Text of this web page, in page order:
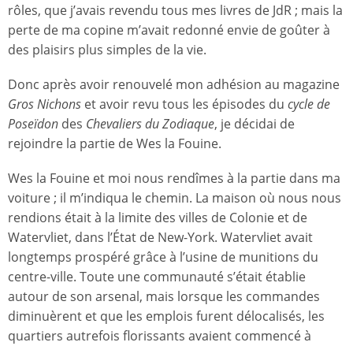
rôles, que j’avais revendu tous mes livres de JdR ; mais la
perte de ma copine m’avait redonné envie de goûter à
des plaisirs plus simples de la vie.
Donc après avoir renouvelé mon adhésion au magazine
Gros Nichons et avoir revu tous les épisodes du cycle de
Poseïdon des Chevaliers du Zodiaque, je décidai de
rejoindre la partie de Wes la Fouine.
Wes la Fouine et moi nous rendîmes à la partie dans ma
voiture ; il m’indiqua le chemin. La maison où nous nous
rendions était à la limite des villes de Colonie et de
Watervliet, dans l’État de New-York. Watervliet avait
longtemps prospéré grâce à l’usine de munitions du
centre-ville. Toute une communauté s’était établie
autour de son arsenal, mais lorsque les commandes
diminuèrent et que les emplois furent délocalisés, les
quartiers autrefois florissants avaient commencé à